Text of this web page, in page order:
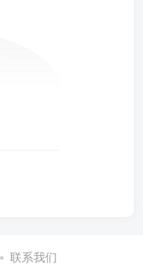
联系我们